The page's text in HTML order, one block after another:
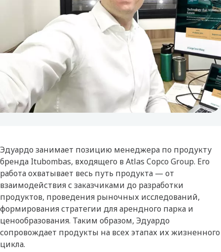
Эдуардо занимает позицию менеджера по продукту
бренда Itubombas, входящего в Atlas Copco Group. Его
работа охватывает весь путь продукта — от
взаимодействия с заказчиками до разработки
продуктов, проведения рыночных исследований,
формирования стратегии для арендного парка и
ценообразования. Таким образом, Эдуардо
сопровождает продукты на всех этапах их жизненного
цикла.